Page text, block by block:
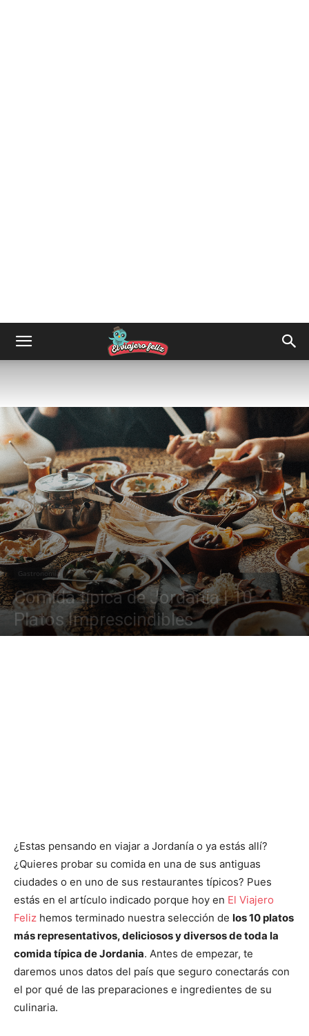
Gastronomía
Comida típica de Jordania | 10
Platos Imprescindibles
¿Estas pensando en viajar a Jordanía o ya estás allí?
¿Quieres probar su comida en una de sus antiguas
ciudades o en uno de sus restaurantes típicos? Pues
estás en el artículo indicado porque hoy en El Viajero
Feliz hemos terminado nuestra selección de los 10 platos
más representativos, deliciosos y diversos de toda la
comida típica de Jordania. Antes de empezar, te
daremos unos datos del país que seguro conectarás con
el por qué de las preparaciones e ingredientes de su
culinaria.